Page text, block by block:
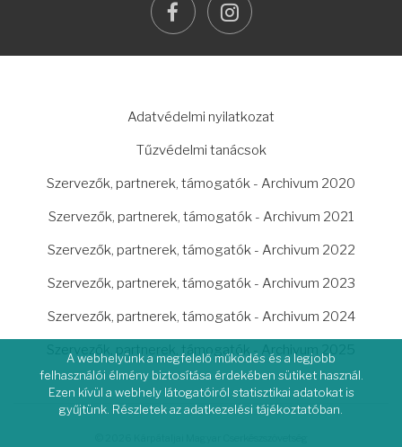
facebookinstagram
Adatvédelmi nyilatkozat
Tűzvédelmi tanácsok
Szervezők, partnerek, támogatók - Archivum 2020
Szervezők, partnerek, támogatók - Archivum 2021
Szervezők, partnerek, támogatók - Archivum 2022
Szervezők, partnerek, támogatók - Archivum 2023
Szervezők, partnerek, támogatók - Archivum 2024
Szervezők, partnerek, támogatók - Archivum 2025
A webhelyünk a megfelelő működés és a legjobb
felhasználói élmény biztosítása érdekében sütiket használ.
Ezen kívül a webhely látogatóiról statisztikai adatokat is
gyűjtünk. Részletek az adatkezelési tájékoztatóban.